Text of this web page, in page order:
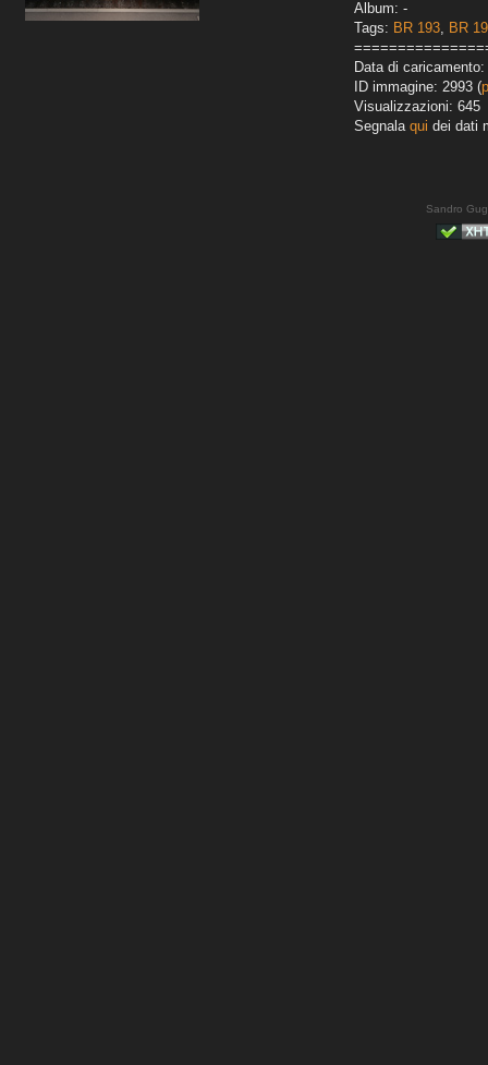
Album: -
Tags: BR 193, BR
Data di
ID immagine: 2993 (
Visualizzazioni: 645
Segnala qui dei dati
Sandro